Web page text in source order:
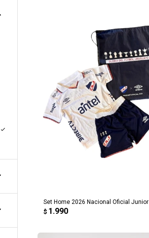
Set Home 2026 Nacional Oficial Junior
$ 1.990